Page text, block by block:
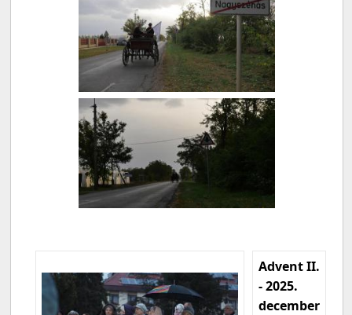
Advent II.
- 2025.
december